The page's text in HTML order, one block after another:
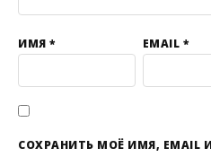
ИМЯ * EMAIL *
СОХРАНИТЬ МОЁ ИМЯ, EMAIL